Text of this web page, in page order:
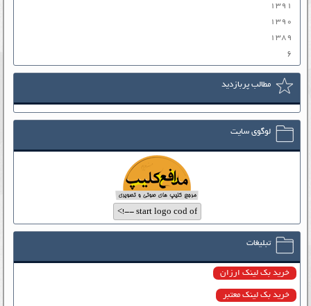
۱۳۹۱
۱۳۹۰
۱۳۸۹
۶
مطالب پربازدید
لوگوی سایت
تبلیغات
خرید بک لینک ارزان
خرید بک لینک معتبر